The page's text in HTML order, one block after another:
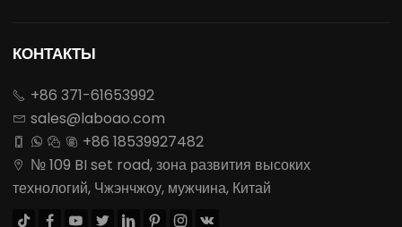
Прибор для тестирования на наркотики
Аналитический инструмент
Оборудование для испытаний нефти
Инструмент анализа воды